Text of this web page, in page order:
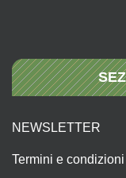
NEWSLETTER
Termini e